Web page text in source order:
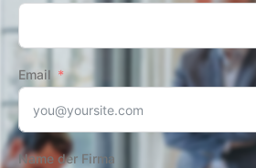
Email
Name der Firma